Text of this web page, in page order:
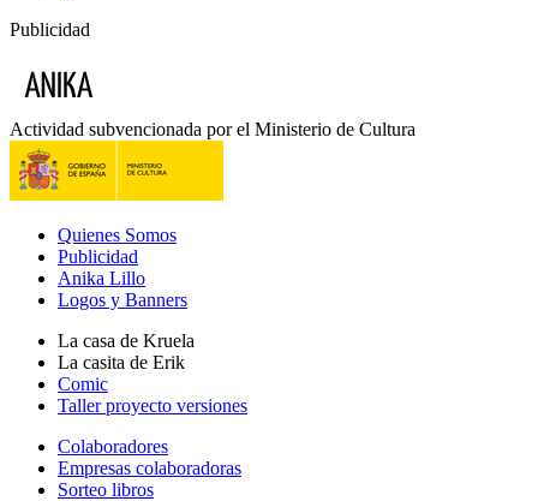
Publicidad
Actividad subvencionada por el Ministerio de Cultura
Quienes Somos
Publicidad
Anika Lillo
Logos y Banners
La casa de Kruela
La casita de Erik
Comic
Taller proyecto versiones
Colaboradores
Empresas colaboradoras
Sorteo libros